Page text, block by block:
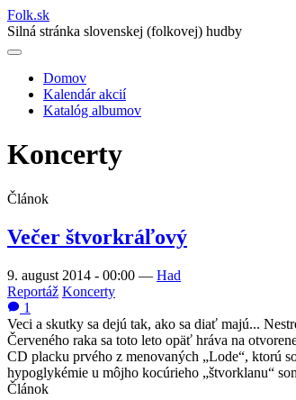
Folk.sk
Silná stránka slovenskej (folkovej) hudby
Main
navigation
Domov
Kalendár akcií
Katalóg albumov
Koncerty
Článok
Večer štvorkráľový
9. august 2014 - 00:00 — Had
Reportáž Koncerty
1
Veci a skutky sa dejú tak, ako sa diať majú...
Červeného raka sa toto leto opäť hráva na
CD placku prvého z menovaných „Lode“, ktorú
hypoglykémie u môjho kocúrieho „štvorklanu“
Článok